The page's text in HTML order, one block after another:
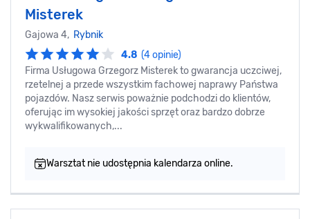
Misterek
Gajowa 4, Rybnik
4.8 (4 opinie)
Firma Usługowa Grzegorz Misterek to gwarancja uczciwej,
rzetelnej a przede wszystkim fachowej naprawy Państwa
pojazdów. Nasz serwis poważnie podchodzi do klientów,
oferując im wysokiej jakości sprzęt oraz bardzo dobrze
wykwalifikowanych,...
Warsztat nie udostępnia kalendarza online.